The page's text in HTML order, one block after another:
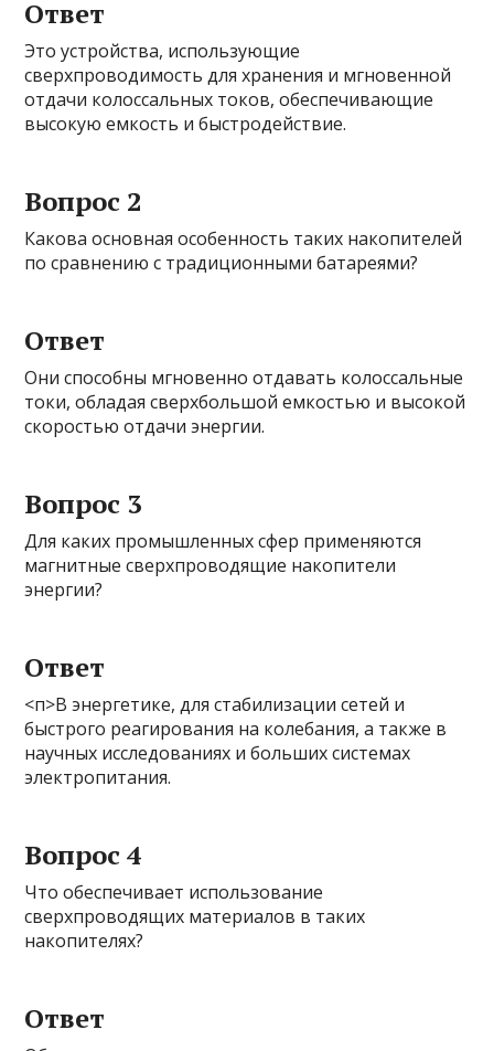
Ответ
Это устройства, использующие
сверхпроводимость для хранения и мгновенной
отдачи колоссальных токов, обеспечивающие
высокую емкость и быстродействие.
Вопрос 2
Какова основная особенность таких накопителей
по сравнению с традиционными батареями?
Ответ
Они способны мгновенно отдавать колоссальные
токи, обладая сверхбольшой емкостью и высокой
скоростью отдачи энергии.
Вопрос 3
Для каких промышленных сфер применяются
магнитные сверхпроводящие накопители
энергии?
Ответ
<п>В энергетике, для стабилизации сетей и
быстрого реагирования на колебания, а также в
научных исследованиях и больших системах
электропитания.
Вопрос 4
Что обеспечивает использование
сверхпроводящих материалов в таких
накопителях?
Ответ